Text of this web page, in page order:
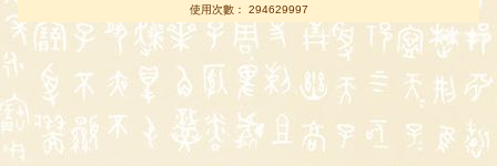
使用次數： 294629997